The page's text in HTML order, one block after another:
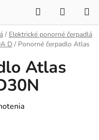
Hľadať
KOŠÍK
/ Elektrické ponorné čerpadlá
D / Ponorné čerpadlo Atlas
Atlas